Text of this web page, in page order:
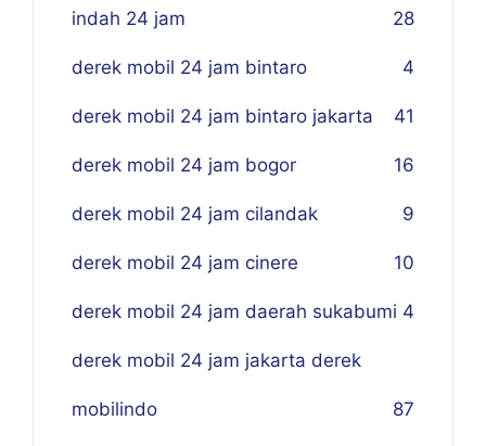
indah 24 jam 28
derek mobil 24 jam bintaro 4
derek mobil 24 jam bintaro jakarta 41
derek mobil 24 jam bogor 16
derek mobil 24 jam cilandak 9
derek mobil 24 jam cinere 10
derek mobil 24 jam daerah sukabumi 4
derek mobil 24 jam jakarta derek
mobilindo 87